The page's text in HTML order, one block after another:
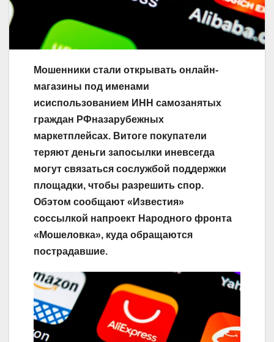
Мошенники стали открывать онлайн-
магазины под именами
исиспользованием ИНН самозанятых
граждан РФназарубежных
маркетплейсах. Витоге покупатели
теряют деньги запосылки иневсегда
могут связаться сослужбой поддержки
площадки, чтобы разрешить спор.
Обэтом сообщают «Известия»
соссылкой напроект Народного фронта
«Мошеловка», куда обращаются
пострадавшие.